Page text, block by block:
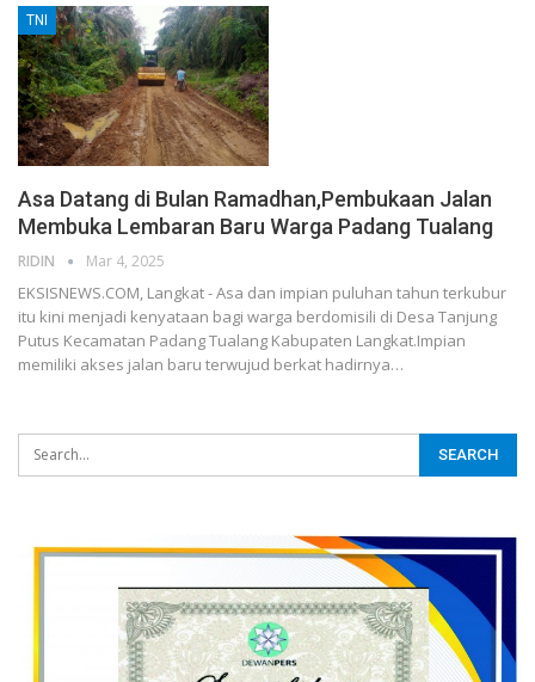
TNI
Asa Datang di Bulan Ramadhan,Pembukaan Jalan
Membuka Lembaran Baru Warga Padang Tualang
RIDIN Mar 4, 2025
EKSISNEWS.COM, Langkat - Asa dan impian puluhan tahun terkubur
itu kini menjadi kenyataan bagi warga berdomisili di Desa Tanjung
Putus Kecamatan Padang Tualang Kabupaten Langkat.Impian
memiliki akses jalan baru terwujud berkat hadirnya…